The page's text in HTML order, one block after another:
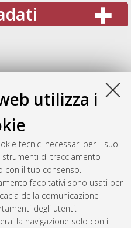
utilizza i
tecnici necessari per il suo
di tracciamento
con il tuo consenso.
facoltativi sono usati per
della comunicazione
degli utenti.
la navigazione solo con i